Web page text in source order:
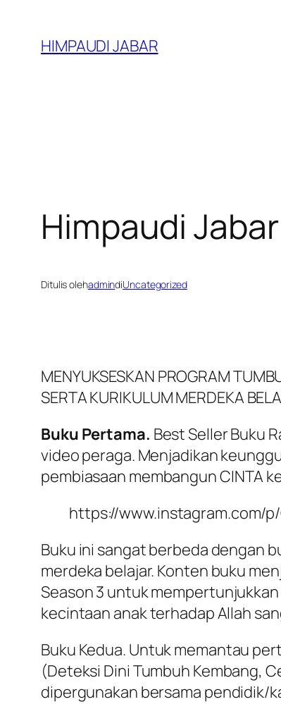
konten
HIMPAUDI JABAR
Himpaudi
Ditulis olehadmindiUncategorized
MENYUKSESKAN PROGRAM
SERTA KURIKULUM MERDEKA
Buku Pertama. Best Seller Buku
video peraga. Menjadikan
pembiasaan membangun CINTA
https://www.instagram.com/
Buku ini sangat berbeda dengan
merdeka belajar. Konten buku
Season 3 untuk
kecintaan anak terhadap Allah
Buku Kedua. Untuk memantau
(Deteksi Dini Tumbuh Kembang,
dipergunakan bersama pendidik/